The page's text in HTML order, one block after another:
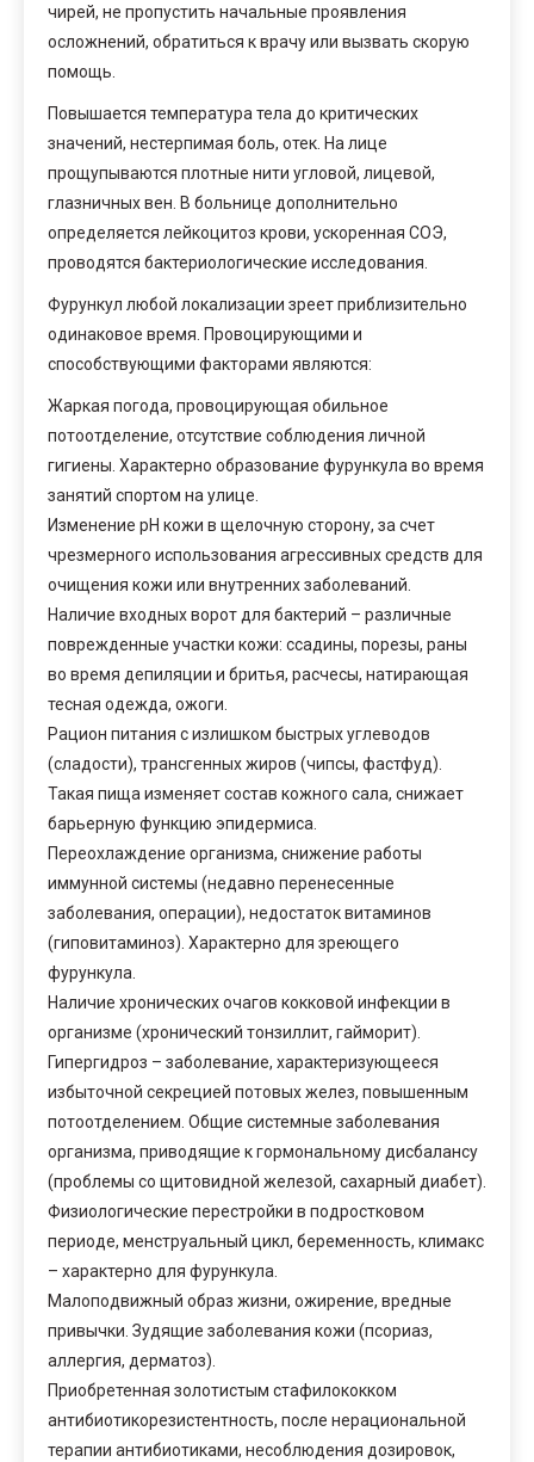
чирей, не пропустить начальные проявления
осложнений, обратиться к врачу или вызвать скорую
помощь.
Повышается температура тела до критических
значений, нестерпимая боль, отек. На лице
прощупываются плотные нити угловой, лицевой,
глазничных вен. В больнице дополнительно
определяется лейкоцитоз крови, ускоренная СОЭ,
проводятся бактериологические исследования.
Фурункул любой локализации зреет приблизительно
одинаковое время. Провоцирующими и
способствующими факторами являются:
Жаркая погода, провоцирующая обильное
потоотделение, отсутствие соблюдения личной
гигиены. Характерно образование фурункула во время
занятий спортом на улице.
Изменение pH кожи в щелочную сторону, за счет
чрезмерного использования агрессивных средств для
очищения кожи или внутренних заболеваний.
Наличие входных ворот для бактерий – различные
поврежденные участки кожи: ссадины, порезы, раны
во время депиляции и бритья, расчесы, натирающая
тесная одежда, ожоги.
Рацион питания с излишком быстрых углеводов
(сладости), трансгенных жиров (чипсы, фастфуд).
Такая пища изменяет состав кожного сала, снижает
барьерную функцию эпидермиса.
Переохлаждение организма, снижение работы
иммунной системы (недавно перенесенные
заболевания, операции), недостаток витаминов
(гиповитаминоз). Характерно для зреющего
фурункула.
Наличие хронических очагов кокковой инфекции в
организме (хронический тонзиллит, гайморит).
Гипергидроз – заболевание, характеризующееся
избыточной секрецией потовых желез, повышенным
потоотделением. Общие системные заболевания
организма, приводящие к гормональному дисбалансу
(проблемы со щитовидной железой, сахарный диабет).
Физиологические перестройки в подростковом
периоде, менструальный цикл, беременность, климакс
– характерно для фурункула.
Малоподвижный образ жизни, ожирение, вредные
привычки. Зудящие заболевания кожи (псориаз,
аллергия, дерматоз).
Приобретенная золотистым стафилококком
антибиотикорезистентность, после нерациональной
терапии антибиотиками, несоблюдения дозировок,